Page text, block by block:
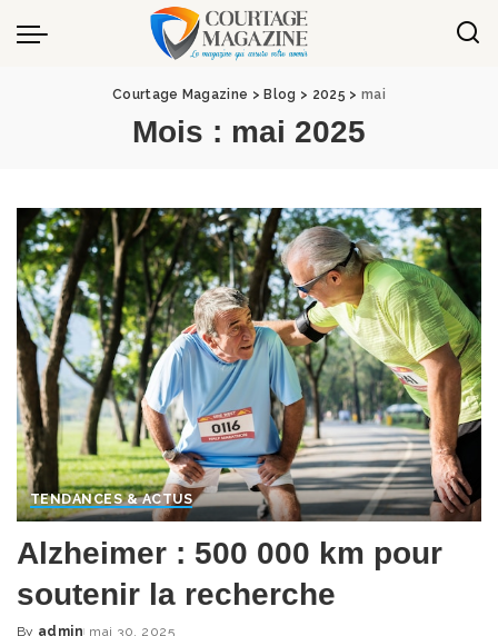
Panneau de gestion des cookies
Courtage Magazine > Blog > 2025 >mai
Mois : mai 2025
TENDANCES & ACTUS
Alzheimer : 500 000 km pour
soutenir la recherche
By admin mai 30, 2025